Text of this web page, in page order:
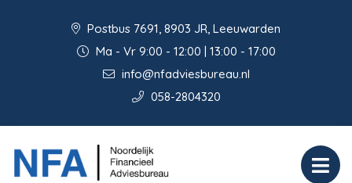
Postbus 7691, 8903 JR, Leeuwarden
Ma - Vr 9:00 - 12:00 | 13:00 - 17:00
info@nfadviesbureau.nl
058-2804320